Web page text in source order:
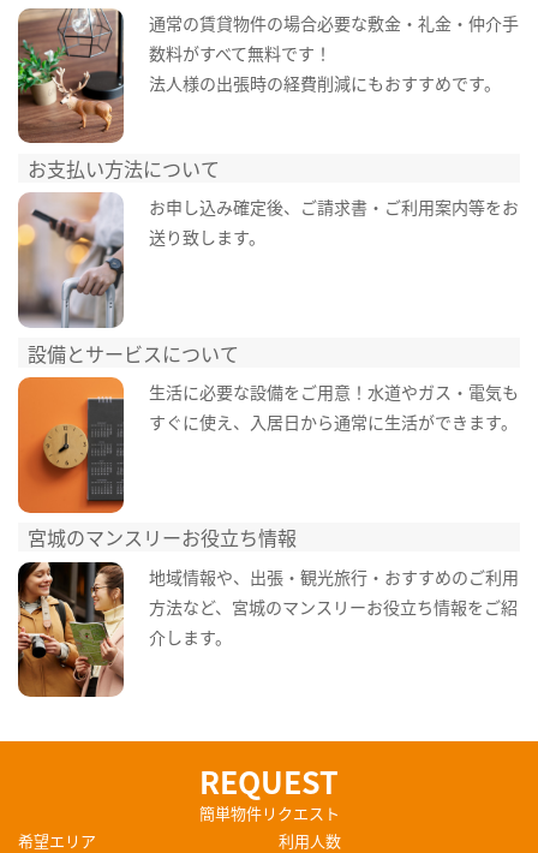
通常の賃貸物件の場合必要な敷金・礼金・仲介手
数料がすべて無料です！
法人様の出張時の経費削減にもおすすめです。
お支払い方法について
お申し込み確定後、ご請求書・ご利用案内等をお
送り致します。
設備とサービスについて
生活に必要な設備をご用意！水道やガス・電気も
すぐに使え、入居日から通常に生活ができます。
宮城のマンスリーお役立ち情報
地域情報や、出張・観光旅行・おすすめのご利用
方法など、宮城のマンスリーお役立ち情報をご紹
介します。
REQUEST
簡単物件リクエスト
希望エリア
利用人数